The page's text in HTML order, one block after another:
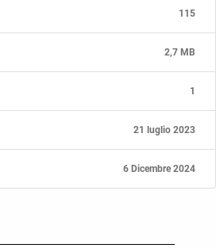
115
2,7 MB
1
21 luglio 2023
6 Dicembre 2024